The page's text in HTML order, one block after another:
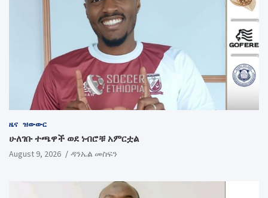
ዜና ዝውውር
ሁለገቡ ተጫዋች ወደ ነብሮቹ አምርቷል
August 9, 2026 ዳንኤል መስፍን